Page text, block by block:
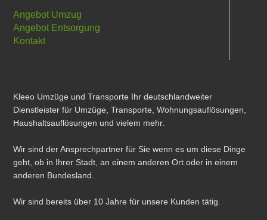
Angebot Umzug
Angebot Entsorgung
Kontakt
Kleeo Umzüge und Transporte Ihr deutschlandweiter
Dienstleister für Umzüge, Transporte, Wohnungsauflösungen,
Haushaltsauflösungen und vielem mehr.
Wir sind der Ansprechpartner für Sie wenn es um diese Dinge
geht, ob in Ihrer Stadt, an einem anderen Ort oder in einem
anderen Bundesland.
Wir sind bereits über 10 Jahre für unsere Kunden tätig.